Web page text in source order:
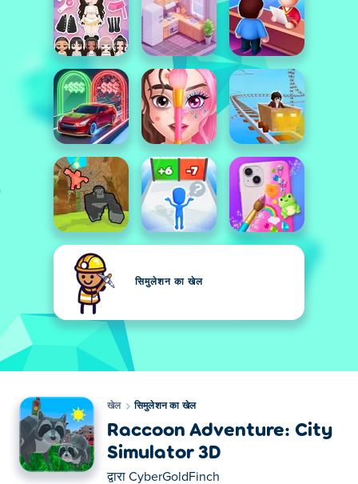
सिमुलेशन का खेल
खेल सिमुलेशन का खेल
Raccoon Adventure: City
Simulator 3D
द्वारा CyberGoldFinch